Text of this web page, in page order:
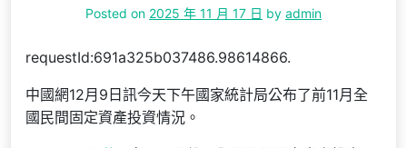
Posted on 2025 年 11 月 17 日 by admin
requestId:691a325b037486.98614866.
中國網12月9日訊今天下午國家統計局公布了前11月全
國民間固定資產投資情況。